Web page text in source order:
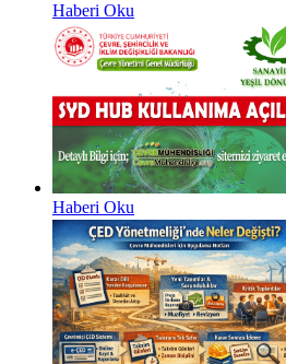
Haberi Oku
Haberi Oku